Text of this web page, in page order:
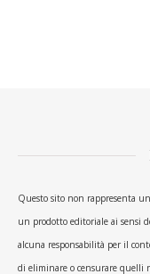
Questo sito non rappresenta
un prodotto editoriale ai sensi
alcuna responsabilità per il
di eliminare o censurare quelli